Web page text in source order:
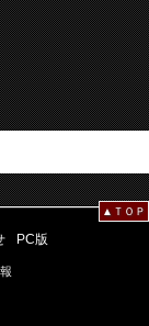
▲ＴＯＰ
PC版